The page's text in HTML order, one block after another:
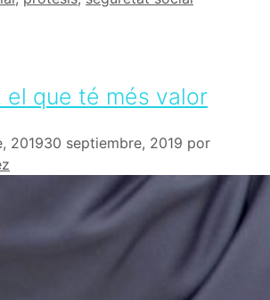
el que té més valor
201930 septiembre, 2019 por